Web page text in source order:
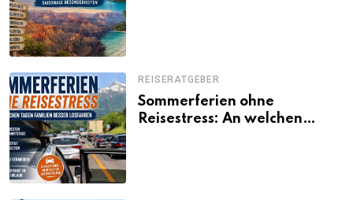
REISERATGEBER
Sommerferien ohne
Reisestress: An welchen